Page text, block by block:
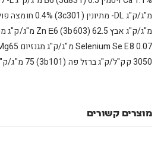
3050 קק"ל/ק"ג ברזל פה (3b101) 75 מ"ג/ק"ג.
מוצרים קשורים